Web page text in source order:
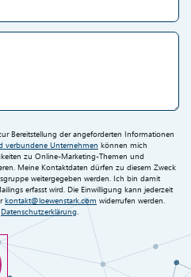
Bereitstellung der angeforderten Informationen
verbundene Unternehmen können mich
zu Online-Marketing-Themen und
Meine Kontaktdaten dürfen zu diesem Zweck
weitergegeben werden. Ich bin damit
erfasst wird. Die Einwilligung kann jederzeit
kontakt@loewenstark.com widerrufen werden.
Datenschutzerklärung